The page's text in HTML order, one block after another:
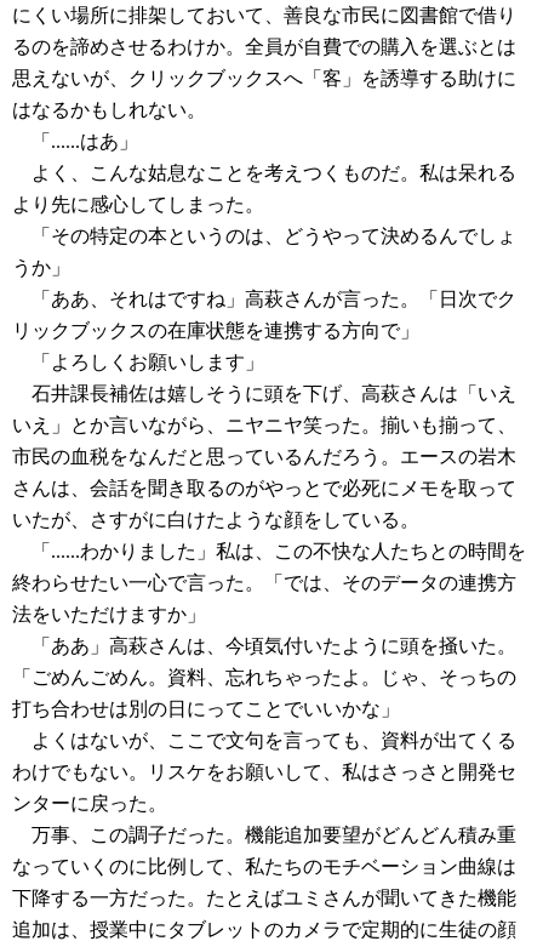
にくい場所に排架しておいて、善良な市民に図書館で借り
るのを諦めさせるわけか。全員が自費での購入を選ぶとは
思えないが、クリックブックスへ「客」を誘導する助けに
はなるかもしれない。
「......はあ」
よく、こんな姑息なことを考えつくものだ。私は呆れる
より先に感心してしまった。
「その特定の本というのは、どうやって決めるんでしょ
うか」
「ああ、それはですね」高萩さんが言った。「日次でク
リックブックスの在庫状態を連携する方向で」
「よろしくお願いします」
石井課長補佐は嬉しそうに頭を下げ、高萩さんは「いえ
いえ」とか言いながら、ニヤニヤ笑った。揃いも揃って、
市民の血税をなんだと思っているんだろう。エースの岩木
さんは、会話を聞き取るのがやっとで必死にメモを取って
いたが、さすがに白けたような顔をしている。
「......わかりました」私は、この不快な人たちとの時間を
終わらせたい一心で言った。「では、そのデータの連携方
法をいただけますか」
「ああ」高萩さんは、今頃気付いたように頭を掻いた。
「ごめんごめん。資料、忘れちゃったよ。じゃ、そっちの
打ち合わせは別の日にってことでいいかな」
よくはないが、ここで文句を言っても、資料が出てくる
わけでもない。リスケをお願いして、私はさっさと開発セ
ンターに戻った。
万事、この調子だった。機能追加要望がどんどん積み重
なっていくのに比例して、私たちのモチベーション曲線は
下降する一方だった。たとえばユミさんが聞いてきた機能
追加は、授業中にタブレットのカメラで定期的に生徒の顔